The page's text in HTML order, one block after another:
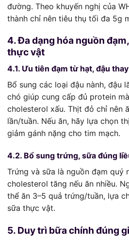
đường. Theo khuyến nghị của
thành chỉ nên tiêu thụ tối đa 5g
4. Đa dạng hóa nguồn
thực vật
4.1. Ưu tiên đạm từ hạt, đậu
Bổ sung các loại đậu nành, đậu
chó giúp cung cấp đủ protein
cholesterol xấu. Thịt đỏ chỉ nên
lần/tuần. Nếu ăn, hãy lựa chọn
giảm gánh nặng cho tim mạch.
4.2. Bổ sung trứng, sữa đúng
Trứng và sữa là nguồn đạm quý
cholesterol tăng nếu ăn nhiều.
thể ăn 3–5 quả trứng/tuần, lựa
sữa thực vật.
5. Duy trì bữa chính đúng